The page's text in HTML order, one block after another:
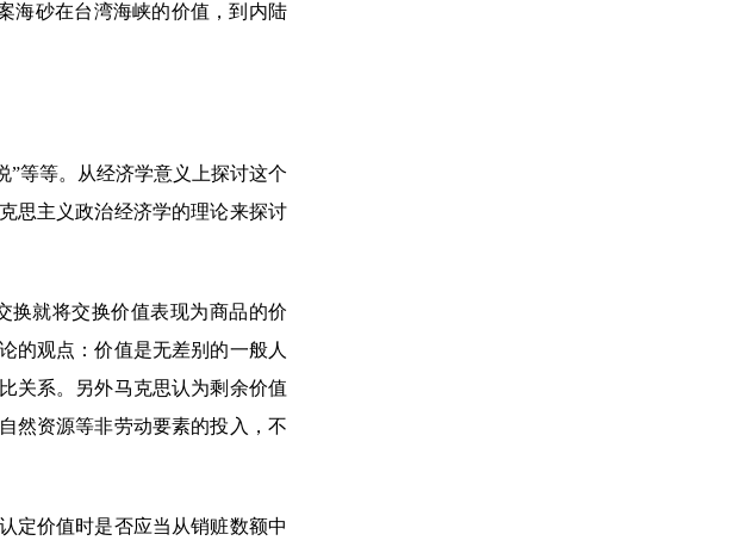
海砂在台湾海峡的价值，到内陆
”等等。从经济学意义上探讨这个
思主义政治经济学的理论来探讨
换就将交换价值表现为商品的价
的观点：价值是无差别的一般人
关系。另外马克思认为剩余价值
然资源等非劳动要素的投入，不
定价值时是否应当从销赃数额中